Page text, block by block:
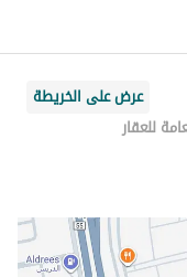
عرض على الخريطة
للعقار